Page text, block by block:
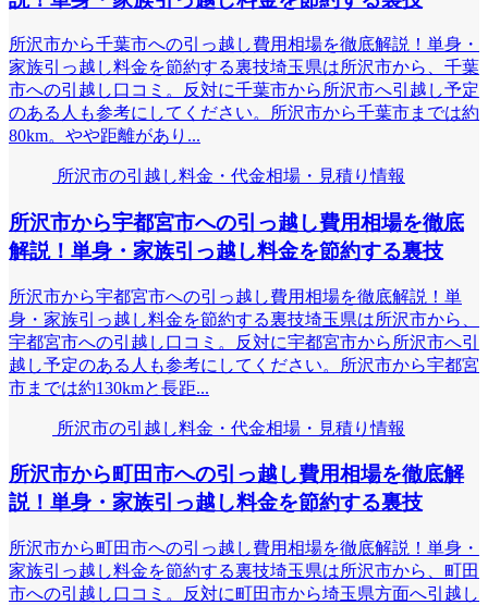
所沢市から千葉市への引っ越し費用相場を徹底解説！単身・
家族引っ越し料金を節約する裏技埼玉県は所沢市から、千葉
市への引越し口コミ。反対に千葉市から所沢市へ引越し予定
のある人も参考にしてください。所沢市から千葉市までは約
80km。やや距離があり...
所沢市の引越し料金・代金相場・見積り情報
所沢市から宇都宮市への引っ越し費用相場を徹底
解説！単身・家族引っ越し料金を節約する裏技
所沢市から宇都宮市への引っ越し費用相場を徹底解説！単
身・家族引っ越し料金を節約する裏技埼玉県は所沢市から、
宇都宮市への引越し口コミ。反対に宇都宮市から所沢市へ引
越し予定のある人も参考にしてください。所沢市から宇都宮
市までは約130kmと長距...
所沢市の引越し料金・代金相場・見積り情報
所沢市から町田市への引っ越し費用相場を徹底解
説！単身・家族引っ越し料金を節約する裏技
所沢市から町田市への引っ越し費用相場を徹底解説！単身・
家族引っ越し料金を節約する裏技埼玉県は所沢市から、町田
市への引越し口コミ。反対に町田市から埼玉県方面へ引越し